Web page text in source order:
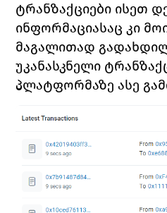
ტრანზაქციები ისეთ
ინფორმაციასაც კი
მაგალითად
უკანასკნელი
პლატფორმაზე ასე